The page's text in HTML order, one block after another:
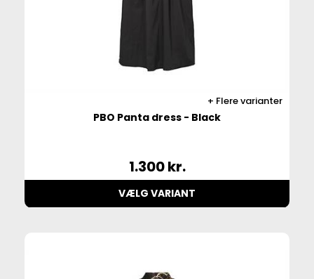
Flere varianter
PBO Panta dress - Black
1.300kr.
VÆLG VARIANT